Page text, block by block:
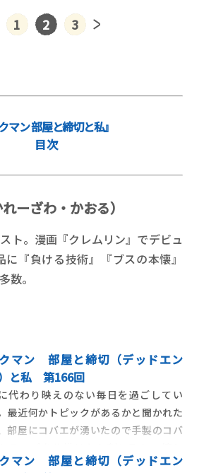
1 2 3
マン 部屋と締切と私』
目 次
ーざわ・かおる）
ト。漫画『クレムリン』でデビュ
『負ける技術』『ブスの本懐』
数。
マン 部屋と締切（デッドエン
と私 第166回
代わり映えのない毎日を過ごしてい
最近何かトピックがあるかと聞かれた
部屋にコバエが湧いたので手製のコバ
という話をしだす程度には特筆するこ
マン 部屋と締切（デッドエン